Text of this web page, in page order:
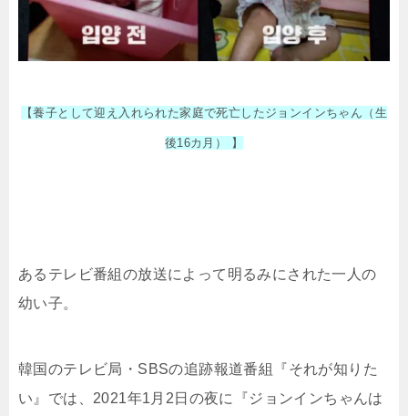
【養子として迎え入れられた家庭で死亡したジョンインちゃん（ 生
後16カ月） 】
あるテレビ番組の放送によって明るみにされた一人の
幼い子。
韓国のテレビ局・SBSの追跡報道番組『それが知りた
い』では、2021年1月2日の夜に『ジョンインちゃんは